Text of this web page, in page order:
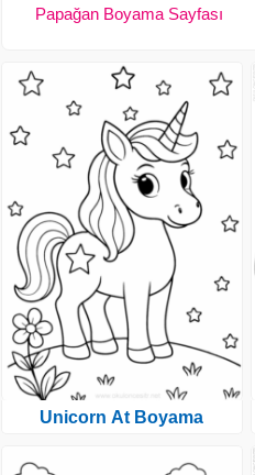
Papağan Boyama Sayfası
Unicorn At Boyama